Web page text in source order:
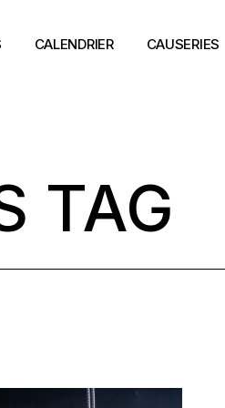
CALENDRIER CAUSERIES
TAG